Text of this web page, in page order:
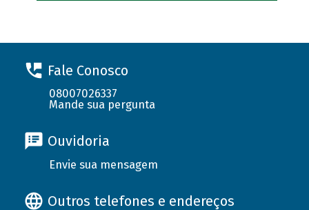
Fale Conosco
08007026337
Mande sua pergunta
Ouvidoria
Envie sua mensagem
Outros telefones e endereços